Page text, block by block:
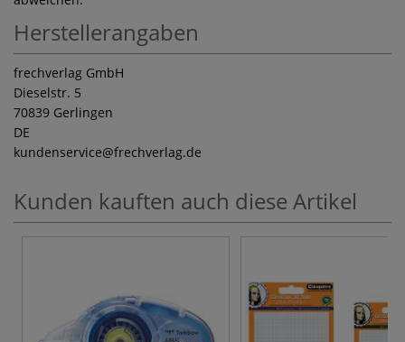
Herstellerangaben
frechverlag GmbH
Dieselstr. 5
70839 Gerlingen
DE
kundenservice@frechverlag.de
Kunden kauften auch diese Artikel